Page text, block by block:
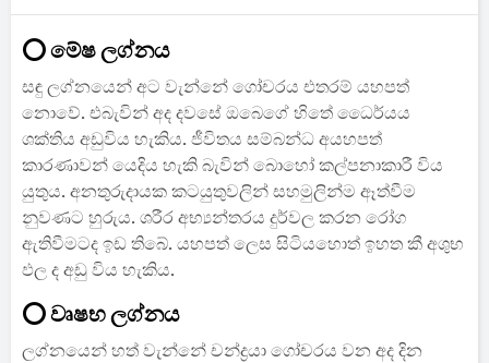
⭕ මේෂ ලග්නය
සඳු ලග්නයෙන් අට වැන්නේ ගෝචරය එතරම් යහපත්
නොවේ. එබැවින් අද දවසේ ඔබෙගේ හිතේ ධෛර්යය
ශක්තිය අඩුවිය හැකිය. ජීවිතය සම්බන්ධ අයහපත්
කාරණාවන් යෙදිය හැකි බැවින් බොහෝ කල්පනාකාරී විය
යුතුය. අනතුරුදායක කටයුතුවලින් සහමුලින්ම ඈත්වීම
නුවණට හුරුය. ශරීර අභ්‍යන්තරය දුර්වල කරන රෝග
ඇතිවීමටද ඉඩ තිබේ. යහපත් ලෙස සිටියහොත් ඉහත කී අශුභ
ඵල ද අඩු විය හැකිය.
⭕ වෘෂභ ලග්නය
ලග්නයෙන් හත් වැන්නේ චන්ද්‍රයා ගෝචරය වන අද දින